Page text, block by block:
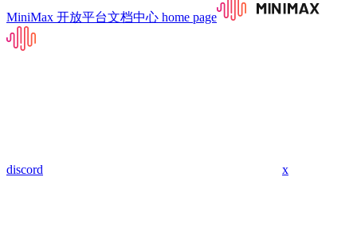
MiniMax 开放平台文档中心 home page
discord x